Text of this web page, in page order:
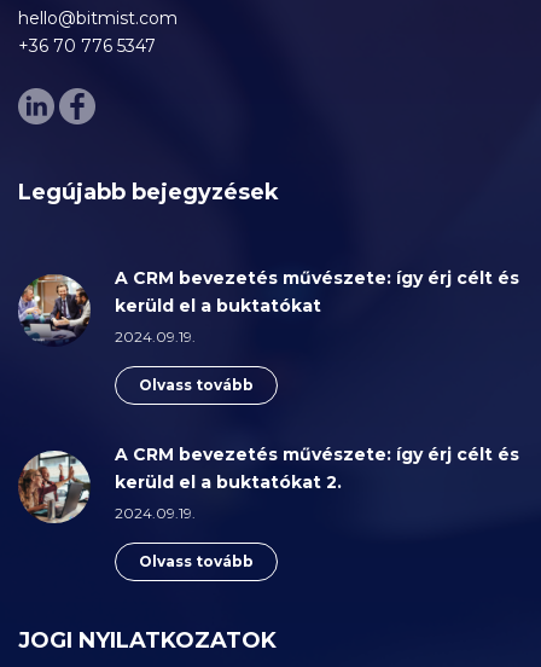
hello@bitmist.com
+36 70 776 5347
Legújabb bejegyzések
A CRM bevezetés művészete: így érj célt és
kerüld el a buktatókat
2024.09.19.
Olvass tovább
A CRM bevezetés művészete: így érj célt és
kerüld el a buktatókat 2.
2024.09.19.
Olvass tovább
JOGI NYILATKOZATOK